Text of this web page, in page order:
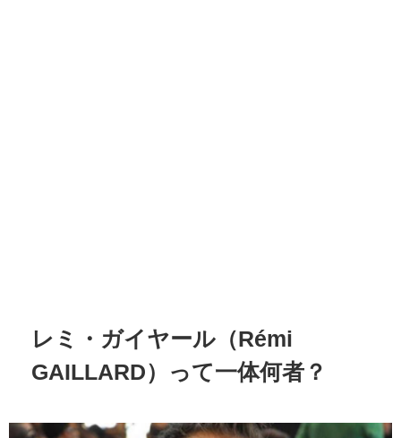
レミ・ガイヤール（Rémi
GAILLARD）って一体何者？